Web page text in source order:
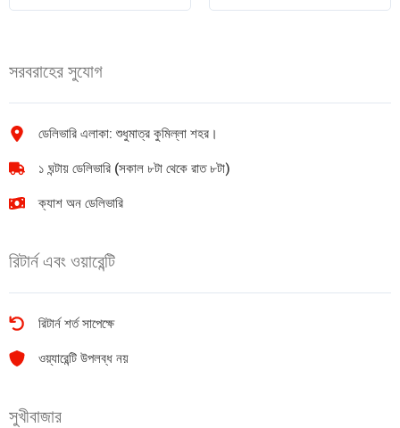
ব্লাকমেট
36pcs
সরবরাহের সুযোগ
ডেলিভারি এলাকা: শুধুমাত্র কুমিল্লা শহর।
১ ঘন্টায় ডেলিভারি (সকাল ৮টা থেকে রাত ৮টা)
ক্যাশ অন ডেলিভারি
রিটার্ন এবং ওয়ারেন্টি
রিটার্ন শর্ত সাপেক্ষে
ওয়্যারেন্টি উপলব্ধ নয়
সুখীবাজার